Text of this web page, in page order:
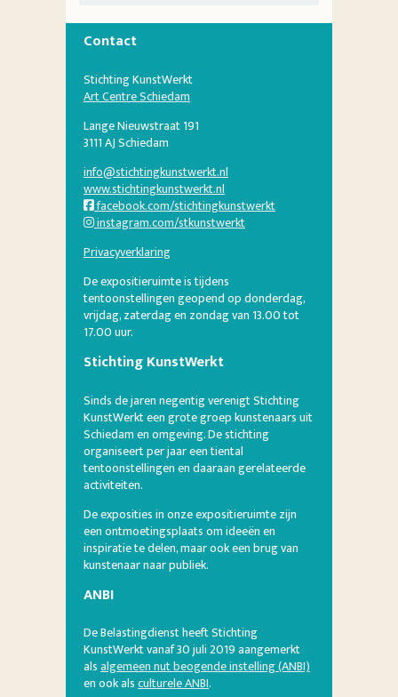
Contact
Stichting KunstWerkt
Art Centre Schiedam
Lange Nieuwstraat 191
3111 AJ Schiedam
info@stichtingkunstwerkt.nl
www.stichtingkunstwerkt.nl
facebook.com/stichtingkunstwerkt
instagram.com/stkunstwerkt
Privacyverklaring
De expositieruimte is tijdens
tentoonstellingen geopend op donderdag,
vrijdag, zaterdag en zondag van 13.00 tot
17.00 uur.
Stichting KunstWerkt
Sinds de jaren negentig verenigt Stichting
KunstWerkt een grote groep kunstenaars uit
Schiedam en omgeving. De stichting
organiseert per jaar een tiental
tentoonstellingen en daaraan gerelateerde
activiteiten.
De exposities in onze expositieruimte zijn
een ontmoetingsplaats om ideeën en
inspiratie te delen, maar ook een brug van
kunstenaar naar publiek.
ANBI
De Belastingdienst heeft Stichting
KunstWerkt vanaf 30 juli 2019 aangemerkt
alsalgemeen nut beogende instelling (ANBI)
en ook alsculturele ANBI.